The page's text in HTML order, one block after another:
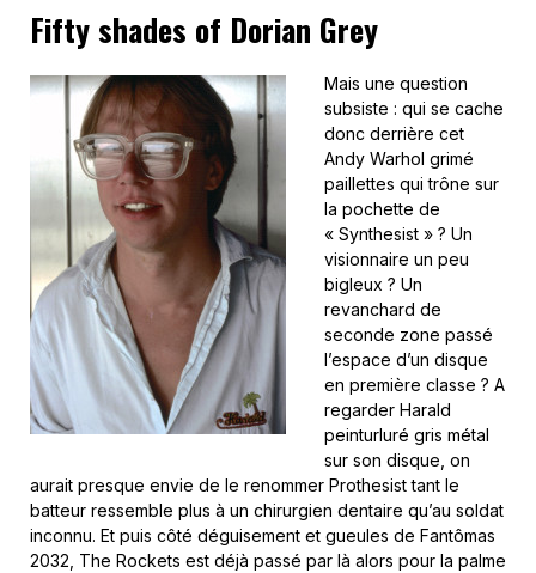
Fifty shades of Dorian Grey
Mais une question
subsiste : qui se cache
donc derrière cet
Andy Warhol grimé
paillettes qui trône sur
la pochette de
« Synthesist » ? Un
visionnaire un peu
bigleux ? Un
revanchard de
seconde zone passé
l’espace d’un disque
en première classe ? A
regarder Harald
peinturluré gris métal
sur son disque, on
aurait presque envie de le renommer Prothesist tant le
batteur ressemble plus à un chirurgien dentaire qu’au soldat
inconnu. Et puis côté déguisement et gueules de Fantômas
2032, The Rockets est déjà passé par là alors pour la palme